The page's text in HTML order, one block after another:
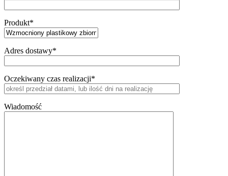
Produkt*
Adres dostawy*
Oczekiwany czas realizacji*
Wiadomość